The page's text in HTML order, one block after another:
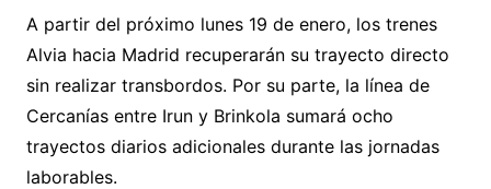
A partir del próximo lunes 19 de enero, los trenes
Alvia hacia Madrid recuperarán su trayecto directo
sin realizar transbordos. Por su parte, la línea de
Cercanías entre Irun y Brinkola sumará ocho
trayectos diarios adicionales durante las jornadas
laborables.